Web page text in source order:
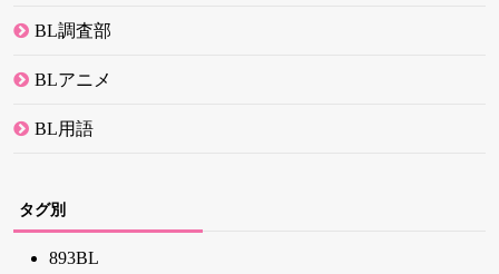
BL調査部
BLアニメ
BL用語
タグ別
893BL